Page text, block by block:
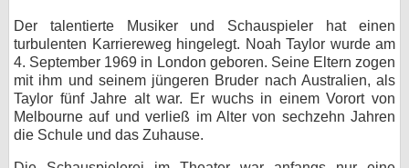
Der talentierte Musiker und Schauspieler hat einen
turbulenten Karriereweg hingelegt. Noah Taylor wurde am
4. September 1969 in London geboren. Seine Eltern zogen
mit ihm und seinem jüngeren Bruder nach Australien, als
Taylor fünf Jahre alt war. Er wuchs in einem Vorort von
Melbourne auf und verließ im Alter von sechzehn Jahren
die Schule und das Zuhause.
KULTUR
Specials
SERVICE
Gewinnspiele